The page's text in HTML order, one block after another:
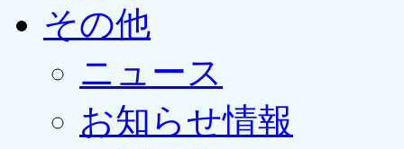
その他
ニュース
お知らせ情報